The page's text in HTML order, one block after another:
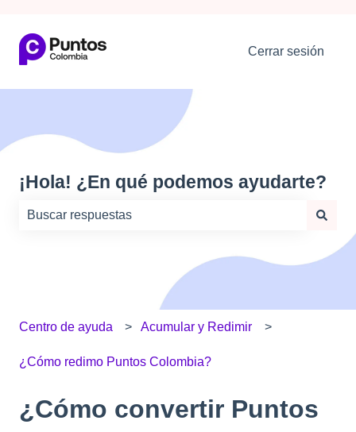
Cerrar sesión
¡Hola! ¿En qué podemos ayudarte?
No hay sugerencias porque el campo de búsqueda
Centro de ayuda Acumular y Redimir
¿Cómo redimo Puntos Colombia?
¿Cómo convertir Puntos